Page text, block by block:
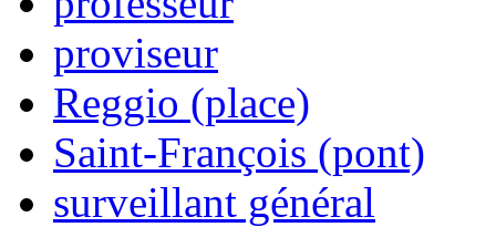
proviseur
Reggio (place)
Saint-François (pont)
surveillant général